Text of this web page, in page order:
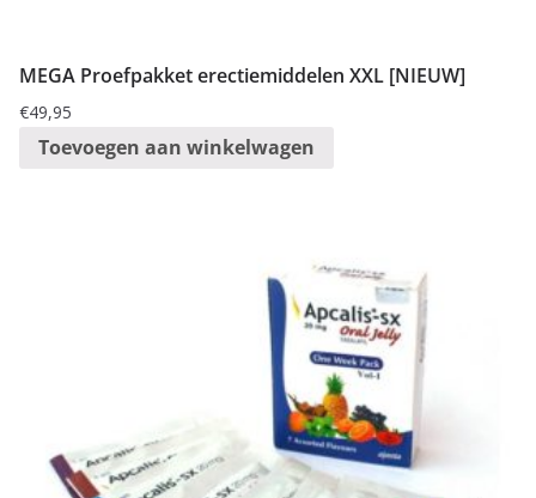
MEGA Proefpakket erectiemiddelen XXL [NIEUW]
€49,95
Toevoegen aan winkelwagen